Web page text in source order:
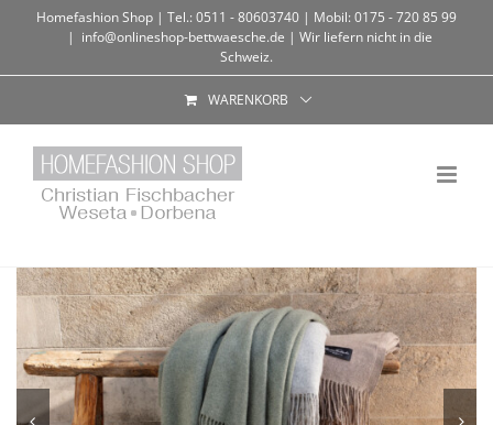
Homefashion Shop | Tel.: 0511 - 80603740 | Mobil: 0175 - 720 85 99
| info@onlineshop-bettwaesche.de | Wir liefern nicht in die
Schweiz.
WARENKORB